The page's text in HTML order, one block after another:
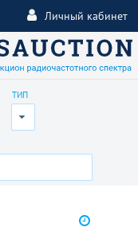
Личный кабинет
ТИП
Все